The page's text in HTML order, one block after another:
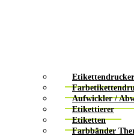
Etikettendrucker
Aufwickler /
Etikettierer
Etiketten
Farbbänder